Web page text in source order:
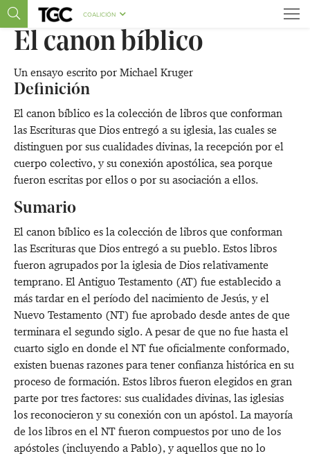
COALICIÓN
El canon bíblico
Un ensayo escrito porMichael Kruger
Definición
El canon bíblico es la colección de libros que conforman
las Escrituras que Dios entregó a su iglesia, las cuales se
distinguen por sus cualidades divinas, la recepción por el
cuerpo colectivo, y su conexión apostólica, sea porque
fueron escritas por ellos o por su asociación a ellos.
Sumario
El canon bíblico es la colección de libros que conforman
las Escrituras que Dios entregó a su pueblo. Estos libros
fueron agrupados por la iglesia de Dios relativamente
temprano. El Antiguo Testamento (AT) fue establecido a
más tardar en el período del nacimiento de Jesús, y el
Nuevo Testamento (NT) fue aprobado desde antes de que
terminara el segundo siglo. A pesar de que no fue hasta el
cuarto siglo en donde el NT fue oficialmente conformado,
existen buenas razones para tener confianza histórica en su
proceso de formación. Estos libros fueron elegidos en gran
parte por tres factores: sus cualidades divinas, las iglesias
los reconocieron y su conexión con un apóstol. La mayoría
de los libros en el NT fueron compuestos por uno de los
apóstoles (incluyendo a Pablo), y aquellos que no lo